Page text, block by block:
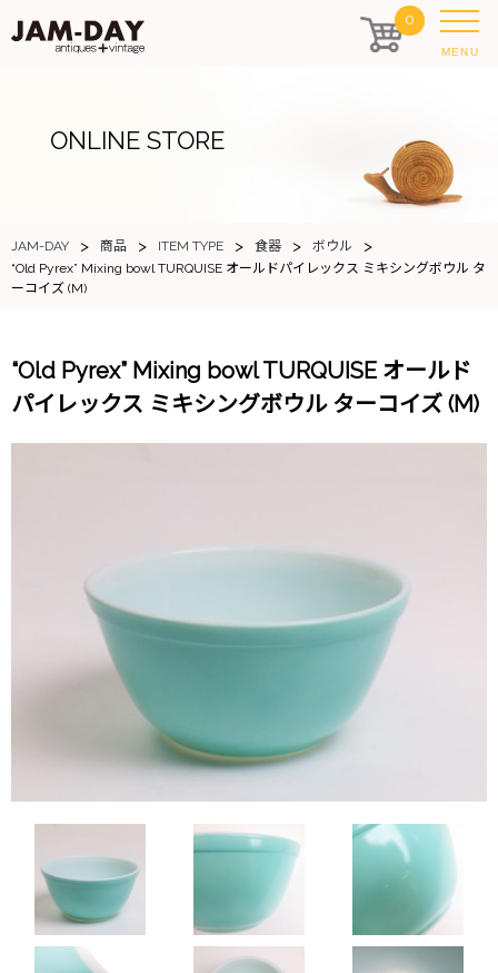
0
MENU
ONLINE STORE
JAM-DAY > 商品 > ITEM TYPE > 食器 > ボウル >
“Old Pyrex” Mixing bowl TURQUISE オールドパイレックス ミキシングボウル タ
ーコイズ (M)
“Old Pyrex” Mixing bowl TURQUISE オールド
パイレックス ミキシングボウル ターコイズ (M)